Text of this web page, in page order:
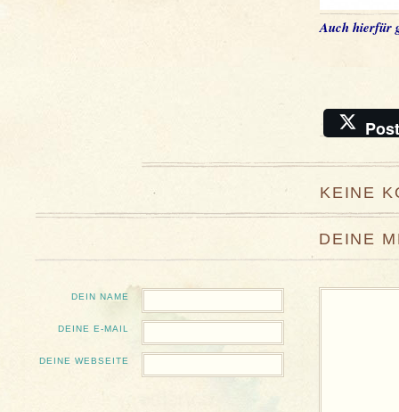
Auch hierfür
Post
KEINE
DEINE
DEIN NAME
DEINE E-MAIL
DEINE WEBSEITE